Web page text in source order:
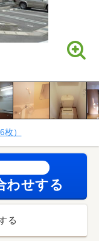
）
わせする
る